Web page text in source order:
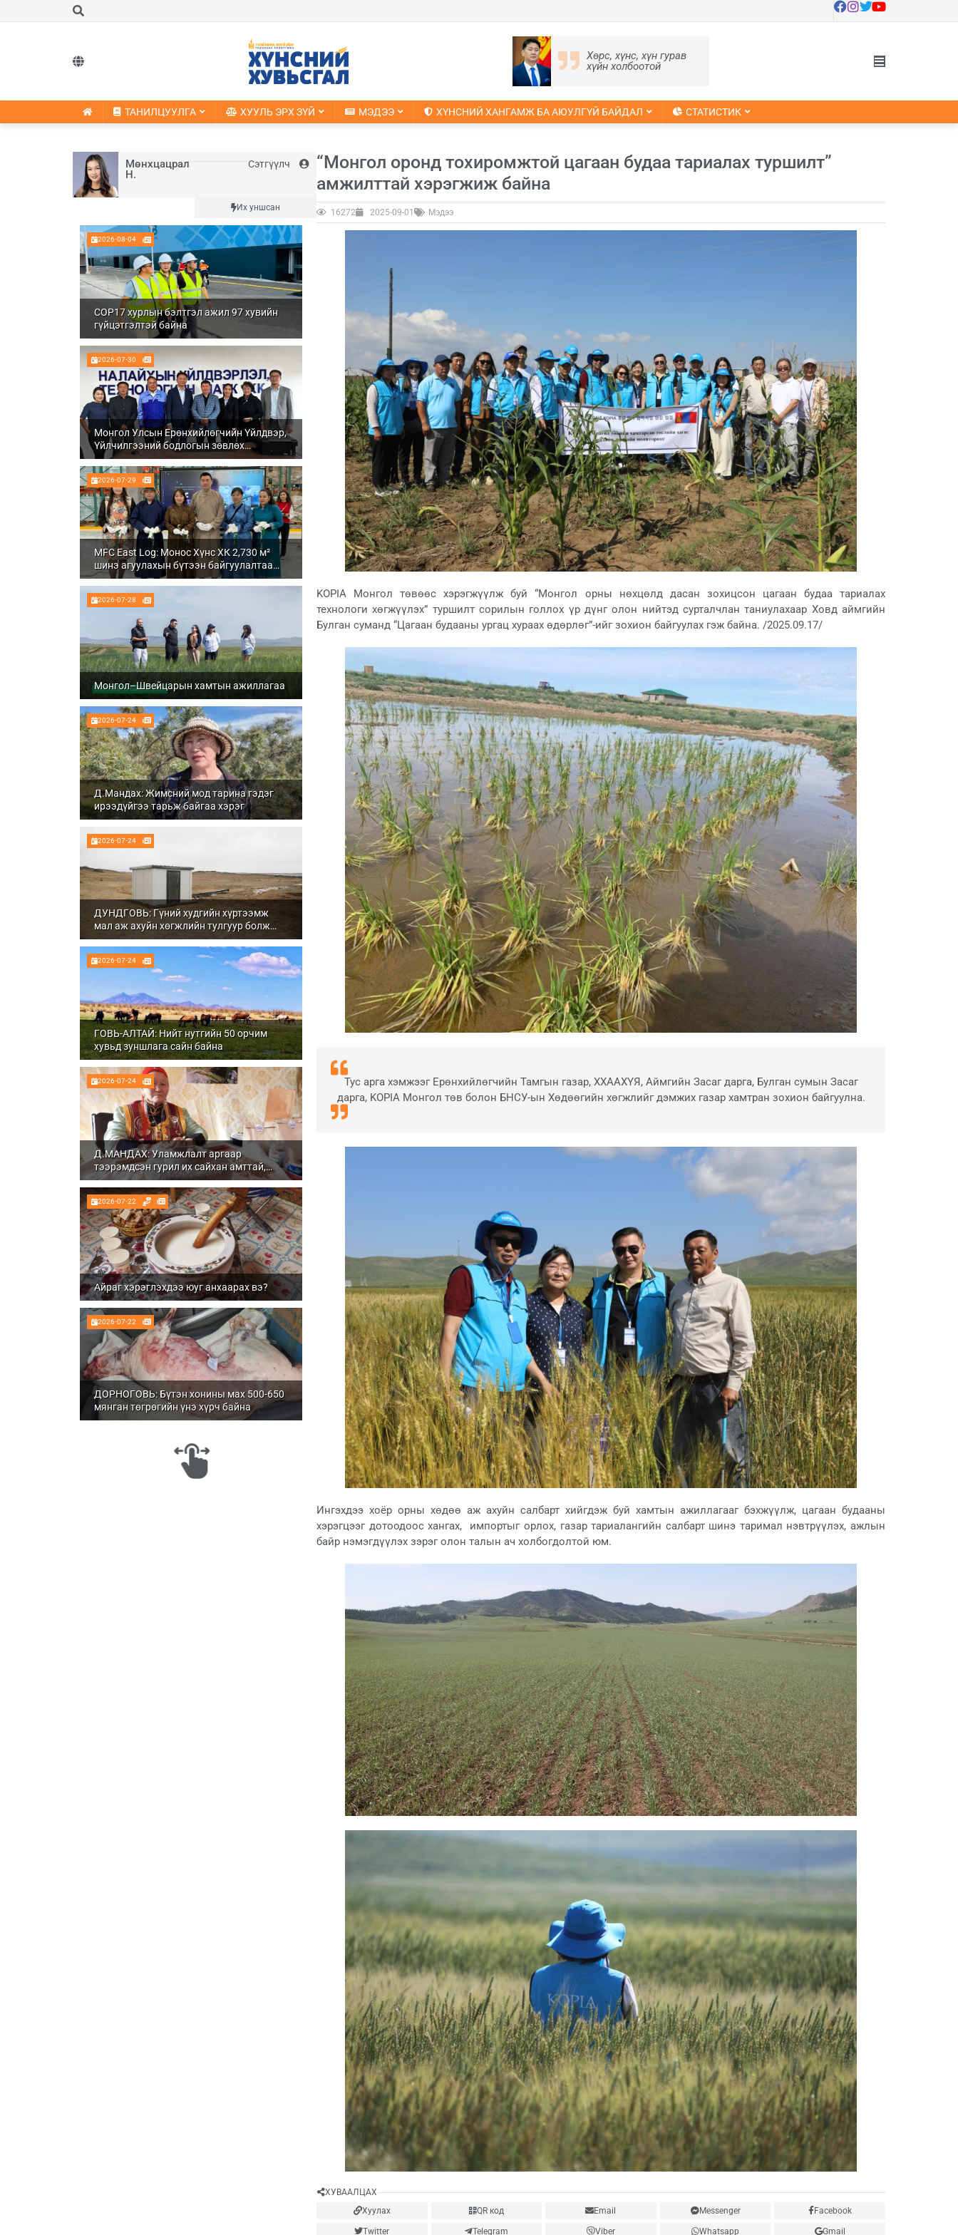
Хөрс, хүнс, хүн гурав
хүйн холбоотой
ТАНИЛЦУУЛГА ХУУЛЬ ЭРХ ЗҮЙ МЭДЭЭ ХҮНСНИЙ ХАНГАМЖ БА АЮУЛГҮЙ БАЙДАЛ СТАТИСТИК
Мөнхцацрал
Н.
Сэтгүүлч
Их уншсан
2026-08-04
COP17 хурлын бэлтгэл ажил 97 хувийн
гүйцэтгэлтэй байна
2026-07-30
Монгол Улсын Ерөнхийлөгчийн Үйлдвэр,
Үйлчилгээний бодлогын зөвлөх
Ч.Даваабаяр Налайх дүүргийн
Үйлдвэрлэл, технологийн парк ХК болон
Налуу-Ухаа эдийн засгийн тусгай бүсэд
ажиллалаа
2026-07-29
MFC East Log: Монос Хүнс ХК 2,730 м²
шинэ агуулахын бүтээн байгуулалтаа
бүрэн дуусгаж, ашиглалтад орууллаа
2026-07-28
Монгол–Швейцарын хамтын ажиллагаа
2026-07-24
Д.Мандах: Жимсний мод тарина гэдэг
ирээдүйгээ тарьж байгаа хэрэг
2026-07-24
ДУНДГОВЬ: Гүний худгийн хүртээмж
мал аж ахуйн хөгжлийн тулгуур болж
байна
2026-07-24
ГОВЬ-АЛТАЙ: Нийт нутгийн 50 орчим
хувьд зуншлага сайн байна
2026-07-24
Д.МАНДАХ: Уламжлалт аргаар
тээрэмдсэн гурил их сайхан амттай,
шим тэжээлтэй болдог
2026-07-22
Айраг хэрэглэхдээ юуг анхаарах вэ?
2026-07-22
ДОРНОГОВЬ: Бүтэн хонины мах 500-650
мянган төгрөгийн үнэ хүрч байна
“Монгол оронд тохиромжтой цагаан будаа тариалах туршилт”
амжилттай хэрэгжиж байна
16272 2025-09-01 Мэдээ
KOPIA Монгол төвөөс хэрэгжүүлж буй “Монгол орны нөхцөлд дасан зохицсон цагаан будаа тариалах
технологи хөгжүүлэх” туршилт сорилын голлох үр дүнг олон нийтэд сурталчлан таниулахаар Ховд аймгийн
Булган суманд “Цагаан будааны ургац хураах өдөрлөг”-ийг зохион байгуулах гэж байна. /2025.09.17/
Тус арга хэмжээг Ерөнхийлөгчийн Тамгын газар, ХХААХҮЯ, Аймгийн Засаг дарга, Булган сумын Засаг
дарга, KOPIA Монгол төв болон БНСУ-ын Хөдөөгийн хөгжлийг дэмжих газар хамтран зохион байгуулна.
Ингэхдээ хоёр орны хөдөө аж ахуйн салбарт хийгдэж буй хамтын ажиллагааг бэхжүүлж, цагаан будааны
хэрэгцээг дотоодоос хангах, импортыг орлох, газар тариалангийн салбарт шинэ таримал нэвтрүүлэх, ажлын
байр нэмэгдүүлэх зэрэг олон талын ач холбогдолтой юм.
ХУВААЛЦАХ
Хуулах
QR код Email Messenger Facebook
Twitter Telegram Viber Whatsapp Gmail